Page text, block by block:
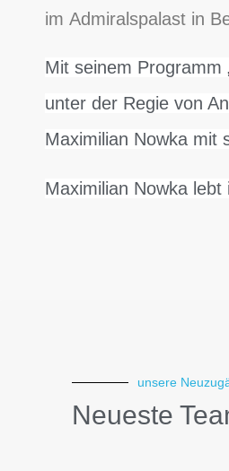
im Admiralspalast in
Mit seinem Programm
unter der Regie von
Maximilian Nowka mit
Maximilian Nowka lebt
unsere
Neueste